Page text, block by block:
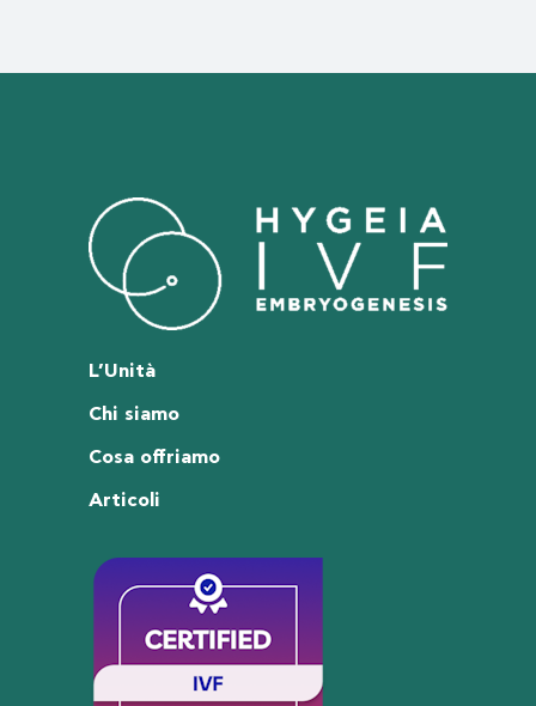
L’Unità
Chi siamo
Cosa offriamo
Articoli